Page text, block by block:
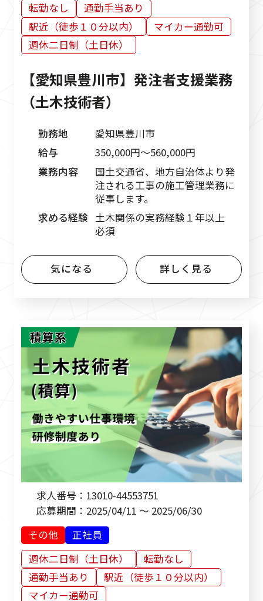
転勤なし
通勤手当あり
駅近（徒歩１０分以内）
マイカー通勤可
週休二日制（土日休）
【愛知県豊川市】発注者支援業務
（土木技術者）
勤務地
愛知県豊川市
給与
350,000円〜560,000円
業務内容
国土交通省、地方自治体より発
注される工事の施工管理業務に
従事します。
求める経験 土木関係の実務経験１年以上
必須
気になる 詳しく見る
求人番号： 13010-44553751
応募期間： 2025/04/11 ～ 2025/06/30
その他
正社員
週休二日制（土日休）
転勤なし
通勤手当あり
駅近（徒歩１０分以内）
マイカー通勤可